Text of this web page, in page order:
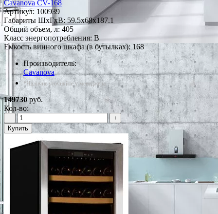
Cavanova CV-168
Артикул: 100939
Габариты ШxГxВ: 59.5x68x187.1
Общий объем, л: 405
Класс энергопотребления: B
Емкость винного шкафа (в бутылках): 168
Производитель:
Cavanova
*Наличие уточняйте у менеджера
149730руб.
Кол-во:
−
+
Купить